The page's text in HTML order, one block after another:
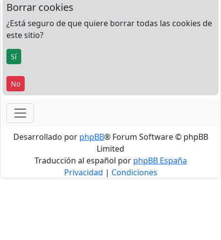
Borrar cookies
¿Está seguro de que quiere borrar todas las cookies de
este sitio?
Desarrollado por phpBB® Forum Software © phpBB
Limited
Traducción al español por phpBB España
Privacidad | Condiciones